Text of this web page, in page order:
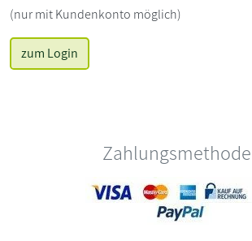
(nur mit Kundenkonto möglich)
zum Login